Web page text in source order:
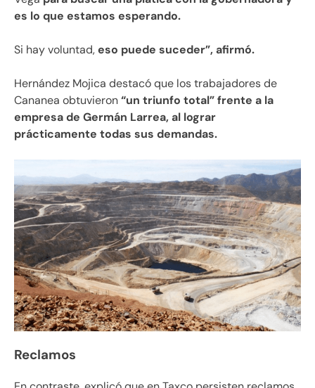
es lo que estamos esperando.
Si hay voluntad,eso puede suceder”, afirmó.
Hernández Mojica destacó que los trabajadores de
Cananea obtuvieron“un triunfo total” frente a la
empresa de Germán Larrea, al lograr
prácticamente todas sus demandas.
Reclamos